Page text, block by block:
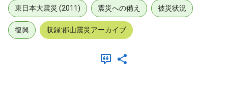
東日本大震災 (2011) 震災への備え 被災状況
復興 収録:郡山震災アーカイブ